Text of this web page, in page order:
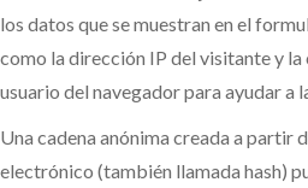
los datos que se muestran en el
como la dirección IP del visitante y la
usuario del navegador para ayudar a
Una cadena anónima creada a partir
electrónico (también llamada hash)